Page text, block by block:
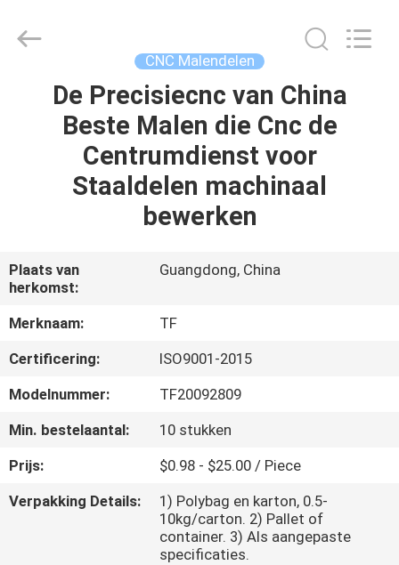
HUIS
PRODUCTEN
FABRIEKSTOCHT
KWALITEITSCONTROLE
NEEM
CONTACT
MET
ONS
Technology
CNC Malendelen
De Precisiecnc van China
Beste Malen die Cnc de
Centrumdienst voor
Staaldelen machinaal
bewerken
Plaats van
herkomst:
Guangdong, China
Merknaam:
TF
Certificering:
ISO9001-2015
Modelnummer:
TF20092809
Min. bestelaantal:
10 stukken
Prijs:
$0.98 - $25.00 / Piece
Verpakking Details:
1) Polybag en karton, 0.5-
10kg/carton. 2) Pallet of
container. 3) Als aangepaste
specificaties.